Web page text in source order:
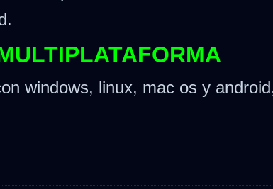
windows, linux, mac os y